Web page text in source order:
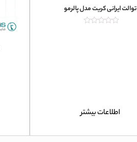
توالت ایرانی کریت مدل پالرمو
اطلاعات بیشتر